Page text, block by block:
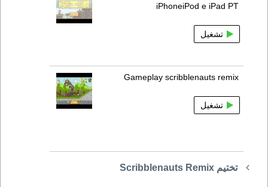
iPhoneiPod e iPad PT
تشغيل
Gameplay scribblenauts remix
تشغيل
تختيم Scribblenauts Remix